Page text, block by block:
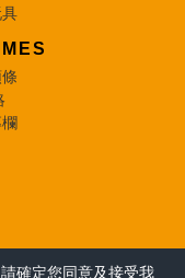
確定您同意及接受我